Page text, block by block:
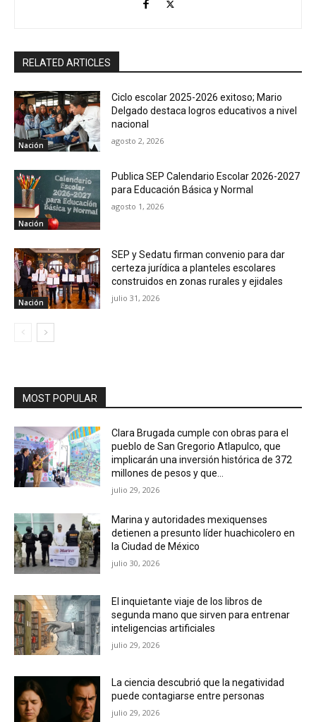
RELATED ARTICLES
Nación
Ciclo escolar 2025-2026 exitoso; Mario
Delgado destaca logros educativos a nivel
nacional
agosto 2, 2026
Nación
Publica SEP Calendario Escolar 2026-2027
para Educación Básica y Normal
agosto 1, 2026
Nación
SEP y Sedatu firman convenio para dar
certeza jurídica a planteles escolares
construidos en zonas rurales y ejidales
julio 31, 2026
MOST POPULAR
Clara Brugada cumple con obras para el
pueblo de San Gregorio Atlapulco, que
implicarán una inversión histórica de 372
millones de pesos y que...
julio 29, 2026
Marina y autoridades mexiquenses
detienen a presunto líder huachicolero en
la Ciudad de México
julio 30, 2026
El inquietante viaje de los libros de
segunda mano que sirven para entrenar
inteligencias artificiales
julio 29, 2026
La ciencia descubrió que la negatividad
puede contagiarse entre personas
julio 29, 2026